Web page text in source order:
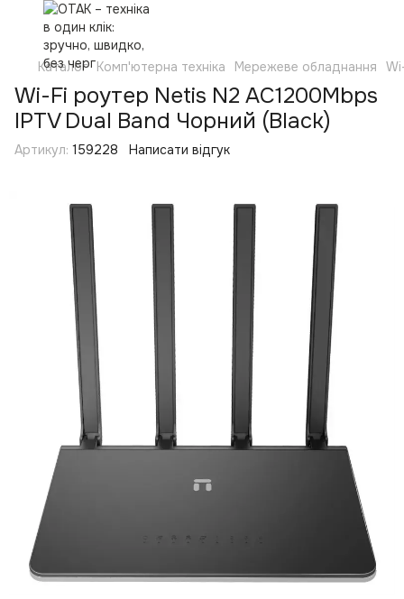
Каталог Комп'ютерна техніка Мережеве обладнання
Wi-Fi роутер Netis N2 AC1200Mbps
IPTV Dual Band Чорний (Black)
Артикул: 159228 Написати відгук